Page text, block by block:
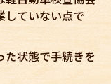
していない点で
た状態で手続きを